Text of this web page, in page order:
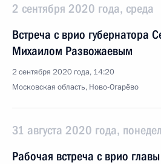
2 сентября 2020 года, среда
Встреча с врио губернатора
Михаилом Развожаевым
2 сентября 2020 года, 14:20
Московская область, Ново-Огарёво
31 августа 2020 года,
Рабочая встреча с врио